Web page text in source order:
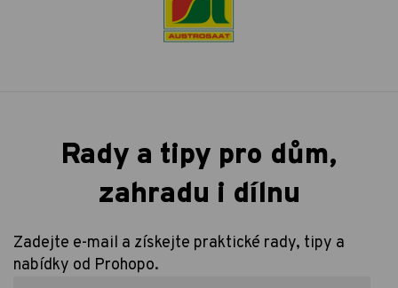
Rady a tipy pro dům,
zahradu i dílnu
Zadejte e-mail a získejte praktické rady, tipy a
nabídky od Prohopo.